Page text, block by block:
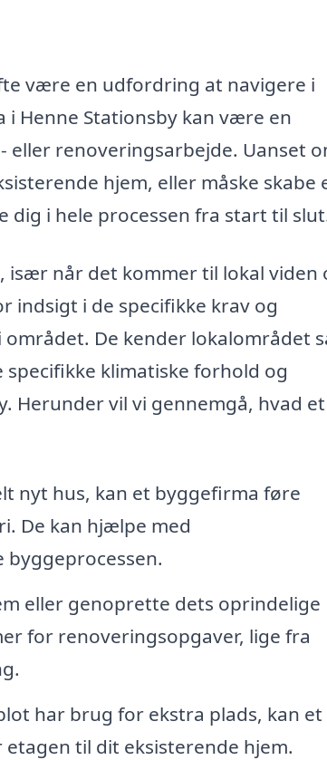
være en udfordring at navigere i
Henne Stationsby kan være en
renoveringsarbejde. Uanset
hjem, eller måske skabe
i hele processen fra start til
når det kommer til lokal viden
indsigt i de specifikke krav og
De kender lokalområdet
klimatiske forhold og
Herunder vil vi gennemgå, hvad et
nyt hus, kan et byggefirma føre
De kan hjælpe med
eller genoprette dets oprindelige
for renoveringsopgaver, lige fra
har brug for ekstra plads, kan et
til dit eksisterende hjem.